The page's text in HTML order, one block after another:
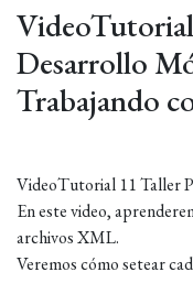
Desarrollo
Trabajando
VideoTutorial 11 Taller
En este video,
archivos XML.
Veremos cómo setear